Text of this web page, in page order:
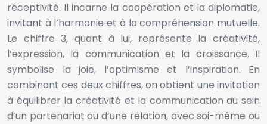
réceptivité. Il incarne la coopération et la diplomatie,
invitant à l’harmonie et à la compréhension mutuelle.
Le chiffre 3, quant à lui, représente la créativité,
l’expression, la communication et la croissance. Il
symbolise la joie, l’optimisme et l’inspiration. En
combinant ces deux chiffres, on obtient une invitation
à équilibrer la créativité et la communication au sein
d’un partenariat ou d’une relation, avec soi-même ou